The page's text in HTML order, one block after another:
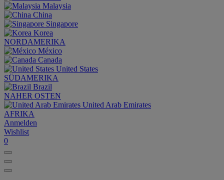
Malaysia
China
Singapore
Korea
NORDAMERIKA
México
Canada
United States
SÜDAMERIKA
Brazil
NAHER OSTEN
United Arab Emirates
AFRIKA
Anmelden
Wishlist
0